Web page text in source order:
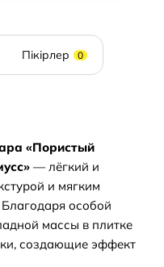
Пікірлер 0
«Пористый
— лёгкий и
и мягким
особой
массы в плитке
создающие эффект